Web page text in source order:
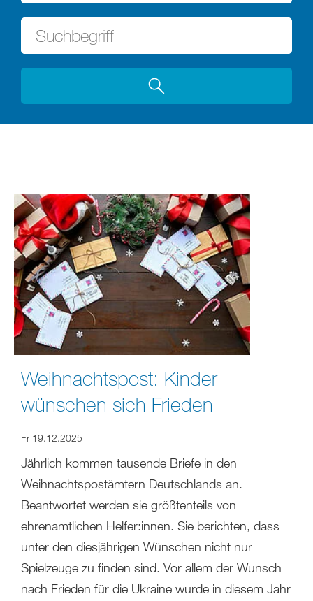
Weihnachtspost: Kinder
wünschen sich Frieden
Fr 19.12.2025
Jährlich kommen tausende Briefe in den
Weihnachtspostämtern Deutschlands an.
Beantwortet werden sie größtenteils von
ehrenamtlichen Helfer:innen. Sie berichten, dass
unter den diesjährigen Wünschen nicht nur
Spielzeuge zu finden sind. Vor allem der Wunsch
nach Frieden für die Ukraine wurde in diesem Jahr